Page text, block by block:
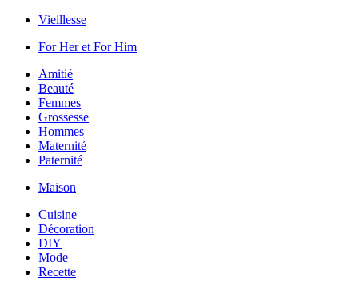
Vieillesse
For Her et For Him
Amitié
Beauté
Femmes
Grossesse
Hommes
Maternité
Paternité
Maison
Cuisine
Décoration
DIY
Mode
Recette